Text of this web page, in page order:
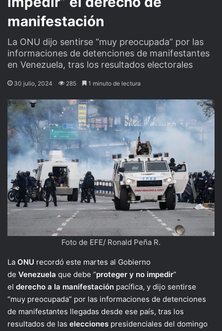
manifestación
La ONU dijo sentirse “muy preocupada” por las
informaciones de detenciones de manifestantes
en Venezuela, tras los resultados electorales
30 julio, 2024 285 1 minuto de lectura
Foto de EFE/ Ronald Peña R.
La ONU recordó este martes al Gobierno
de Venezuela que debe “proteger y no impedir”
el derecho a la manifestación pacífica, y dijo sentirse
“muy preocupada” por las informaciones de detenciones
de manifestantes llegadas desde ese país, tras los
resultados de las elecciones presidenciales del domingo